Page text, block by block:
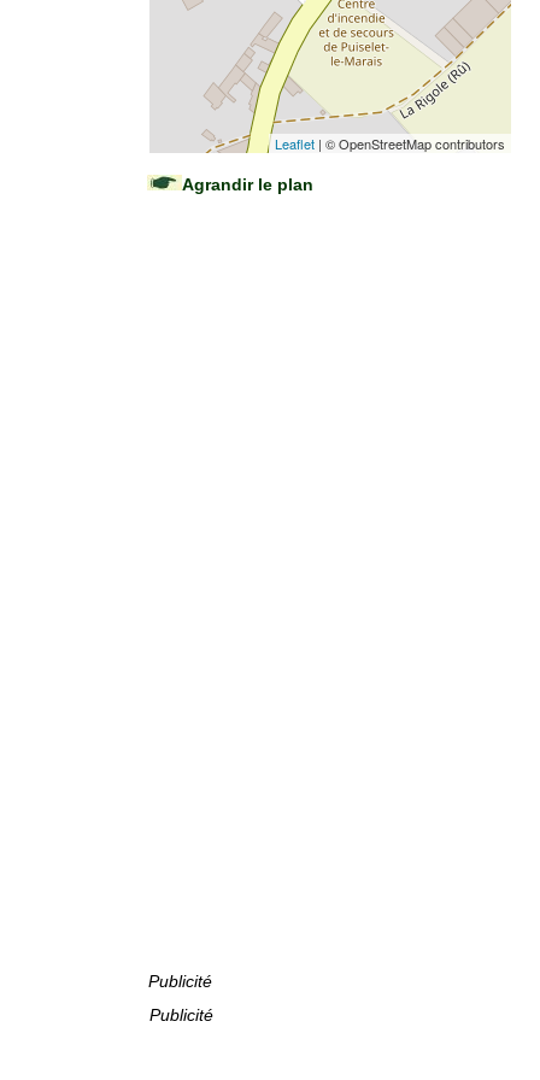
Leaflet | © OpenStreetMap contributors
Agrandir le plan
Publicité
Publicité